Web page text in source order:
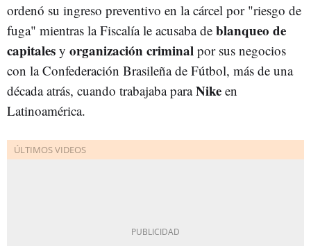
ordenó su ingreso preventivo en la cárcel por "riesgo de
fuga" mientras la Fiscalía le acusaba de blanqueo de
capitales y organización criminal por sus negocios
con la Confederación Brasileña de Fútbol, más de una
década atrás, cuando trabajaba paraNike en
Latinoamérica.